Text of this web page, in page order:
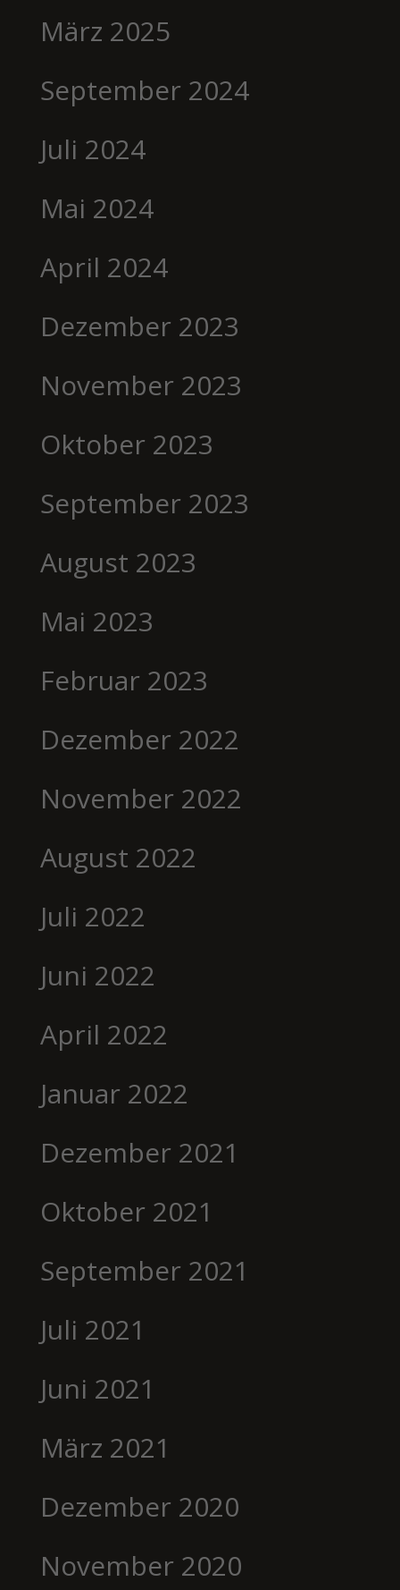
März 2025
September 2024
Juli 2024
Mai 2024
April 2024
Dezember 2023
November 2023
Oktober 2023
September 2023
August 2023
Mai 2023
Februar 2023
Dezember 2022
November 2022
August 2022
Juli 2022
Juni 2022
April 2022
Januar 2022
Dezember 2021
Oktober 2021
September 2021
Juli 2021
Juni 2021
März 2021
Dezember 2020
November 2020